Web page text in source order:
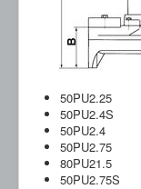
50PU2.25
50PU2.4S
50PU2.4
50PU2.75
80PU21.5
50PU2.75S